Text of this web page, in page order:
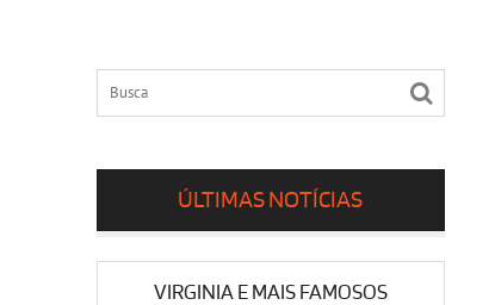
ÚLTIMAS NOTÍCIAS
VIRGINIA E MAIS FAMOSOS